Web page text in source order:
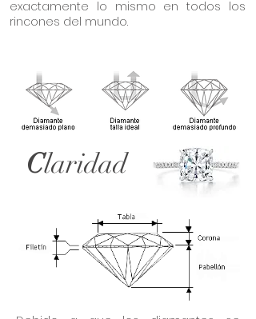
exactamente lo mismo en todos los
rincones del mundo.
Claridad